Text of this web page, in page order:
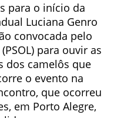
para o início da
Luciana Genro
convocada pelo
para ouvir as
dos camelôs que
o evento na
que ocorreu
em Porto Alegre,